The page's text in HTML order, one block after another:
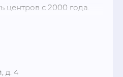
центров с 2000 года.
до 8 детей
пространство
и любят таким,
д. 4